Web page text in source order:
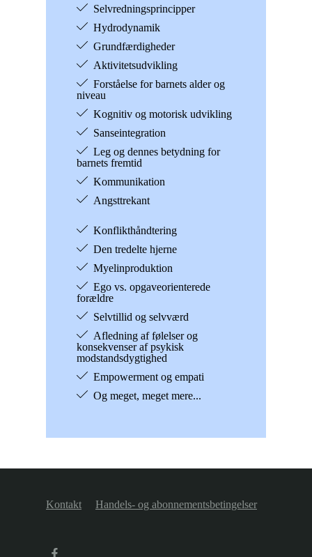
Selvredningsprincipper
Hydrodynamik
Grundfærdigheder
Aktivitetsudvikling
Forståelse for barnets alder og
niveau
Kognitiv og motorisk udvikling
Sanseintegration
Leg og dennes betydning for
barnets fremtid
Kommunikation
Angsttrekant
Konflikthåndtering
Den tredelte hjerne
Myelinproduktion
Ego vs. opgaveorienterede
forældre
Selvtillid og selvværd
Afledning af følelser og
konsekvenser af psykisk
modstandsdygtighed
Empowerment og empati
Og meget, meget mere...
Kontakt Handels- og abonnementsbetingelser